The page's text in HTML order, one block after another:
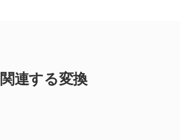
関連する変換